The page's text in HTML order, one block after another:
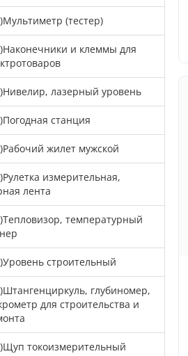
(тестер)
и клеммы для
лазерный уровень
станция
жилет мужской
измерительная,
лента
температурный
строительный
глубиномер,
для строительства и
токоизмерительный